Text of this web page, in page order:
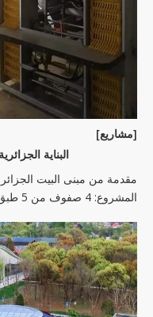
[مشاريع]
البناية
مقدمة من مبنى البيت
المشروع: 4 صفوف من 5 طبق...